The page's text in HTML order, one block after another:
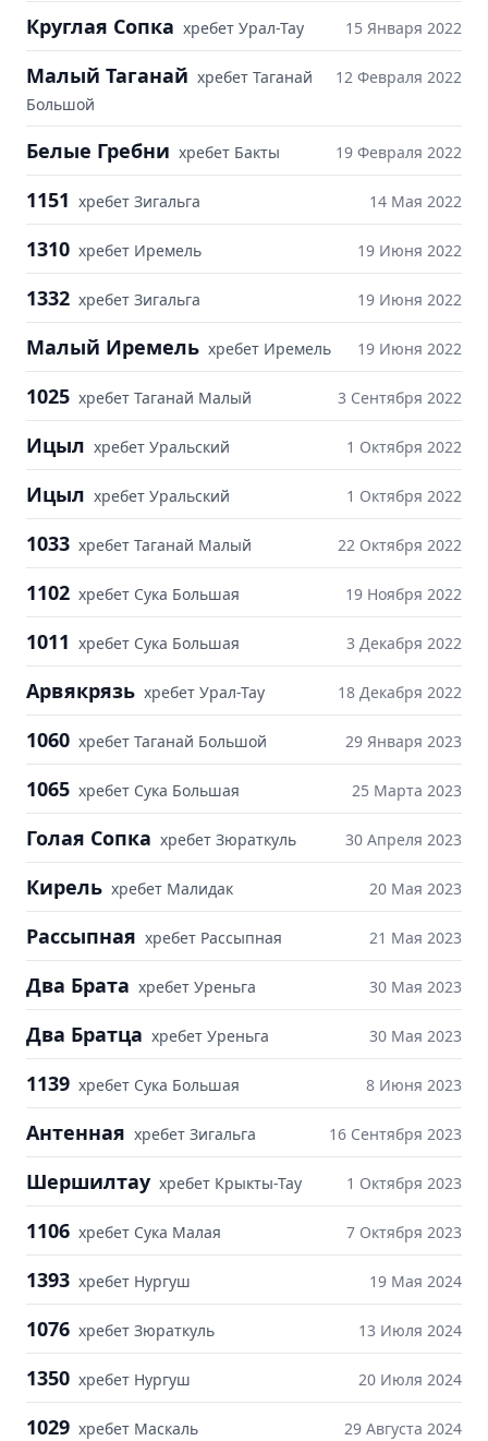
Круглая Сопка хребет Урал-Тау 15 Января 2022
Малый Таганай хребет Таганай
Большой
12 Февраля 2022
Белые Гребни хребет Бакты 19 Февраля 2022
1151 хребет Зигальга 14 Мая 2022
1310 хребет Иремель 19 Июня 2022
1332 хребет Зигальга 19 Июня 2022
Малый Иремель хребет Иремель 19 Июня 2022
1025 хребет Таганай Малый 3 Сентября 2022
Ицыл хребет Уральский 1 Октября 2022
Ицыл хребет Уральский 1 Октября 2022
1033 хребет Таганай Малый 22 Октября 2022
1102 хребет Сука Большая 19 Ноября 2022
1011 хребет Сука Большая 3 Декабря 2022
Арвякрязь хребет Урал-Тау 18 Декабря 2022
1060 хребет Таганай Большой 29 Января 2023
1065 хребет Сука Большая 25 Марта 2023
Голая Сопка хребет Зюраткуль 30 Апреля 2023
Кирель хребет Малидак 20 Мая 2023
Рассыпная хребет Рассыпная 21 Мая 2023
Два Брата хребет Уреньга 30 Мая 2023
Два Братца хребет Уреньга 30 Мая 2023
1139 хребет Сука Большая 8 Июня 2023
Антенная хребет Зигальга 16 Сентября 2023
Шершилтау хребет Крыкты-Тау 1 Октября 2023
1106 хребет Сука Малая 7 Октября 2023
1393 хребет Нургуш 19 Мая 2024
1076 хребет Зюраткуль 13 Июля 2024
1350 хребет Нургуш 20 Июля 2024
1029 хребет Маскаль 29 Августа 2024